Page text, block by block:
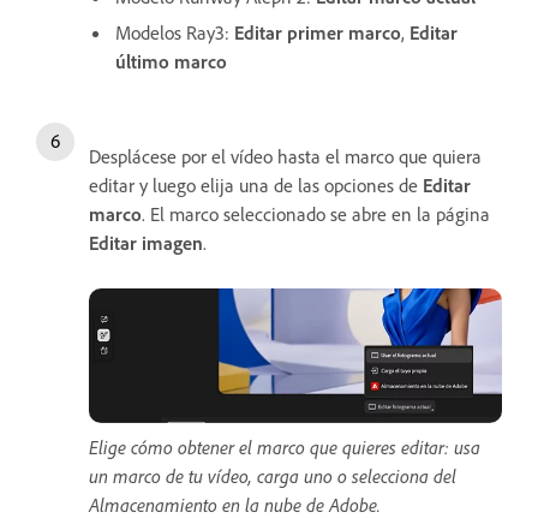
Modelos Ray3: Editar primer marco, Editar
último marco
Desplácese por el vídeo hasta el marco que quiera
editar y luego elija una de las opciones de Editar
marco. El marco seleccionado se abre en la página
Editar imagen.
Elige cómo obtener el marco que quieres editar: usa
un marco de tu vídeo, carga uno o selecciona del
Almacenamiento en la nube de Adobe.